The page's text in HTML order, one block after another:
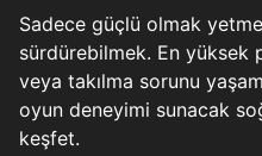
Sadece güçlü olmak
sürdürebilmek. En yüksek
veya takılma sorunu
oyun deneyimi sunacak
keşfet.